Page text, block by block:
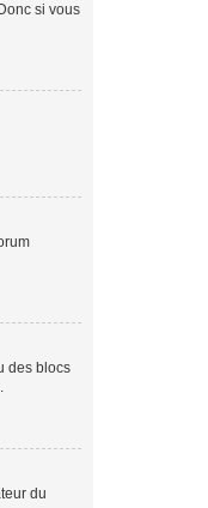
si vous
des blocs
du